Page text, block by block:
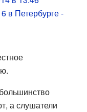
в Петербурге -
а слушатели